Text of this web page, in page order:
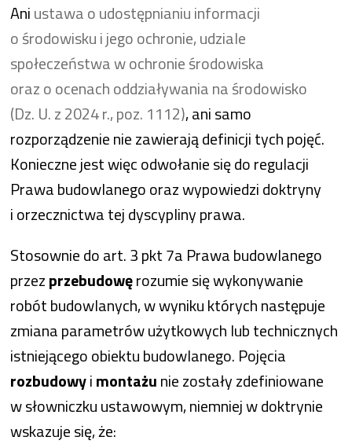
Aniustawa o udostępnianiu informacji
o środowisku i jego ochronie, udziale
społeczeństwa w ochronie środowiska
oraz o ocenach oddziaływania na środowisko
(Dz. U. z 2024 r., poz. 1112), ani samo
rozporządzenie nie zawierają definicji tych pojęć.
Konieczne jest więc odwołanie się do regulacji
Prawa budowlanego oraz wypowiedzi doktryny
i orzecznictwa tej dyscypliny prawa.
Stosownie do art. 3 pkt 7a Prawa budowlanego
przezprzebudowęrozumie się wykonywanie
robót budowlanych, w wyniku których następuje
zmiana parametrów użytkowych lub technicznych
istniejącego obiektu budowlanego. Pojęcia
rozbudowyimontażunie zostały zdefiniowane
w słowniczku ustawowym, niemniej w doktrynie
wskazuje się, że: